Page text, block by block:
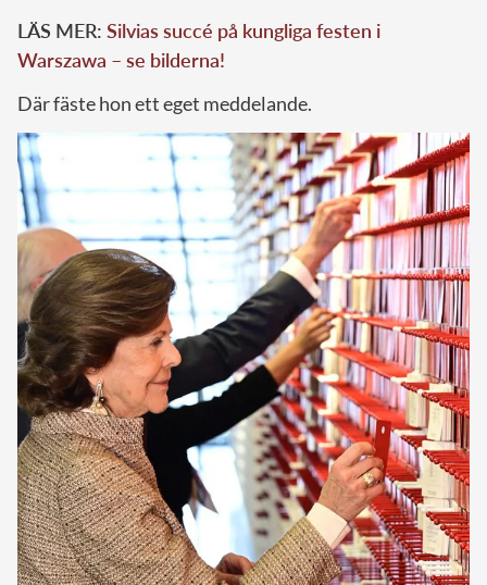
LÄS MER: Silvias succé på kungliga festen i
Warszawa – se bilderna!
Där fäste hon ett eget meddelande.